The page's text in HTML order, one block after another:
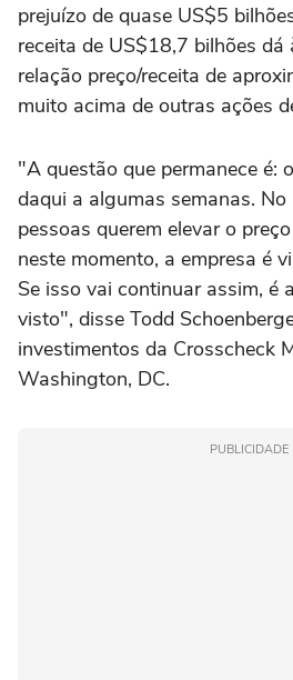
prejuízo de quase US$5
receita de US$18,7 bilhões dá
relação preço/receita de
muito acima de outras ações
"A questão que permanece é:
daqui a algumas semanas. No
pessoas querem elevar o
neste momento, a ‌empresa é
Se isso vai continuar assim, é
visto", disse Todd
investimentos da Crosscheck
Washington, DC.
PUBLICIDADE